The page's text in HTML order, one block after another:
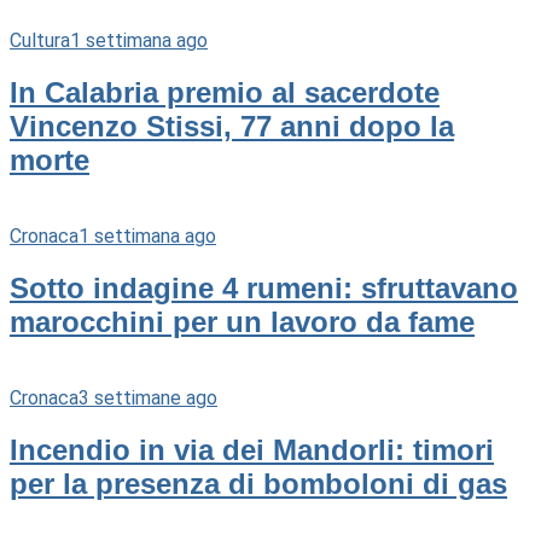
Cultura1 settimana ago
In Calabria premio al sacerdote
Vincenzo Stissi, 77 anni dopo la
morte
Cronaca1 settimana ago
Sotto indagine 4 rumeni: sfruttavano
marocchini per un lavoro da fame
Cronaca3 settimane ago
Incendio in via dei Mandorli: timori
per la presenza di bomboloni di gas